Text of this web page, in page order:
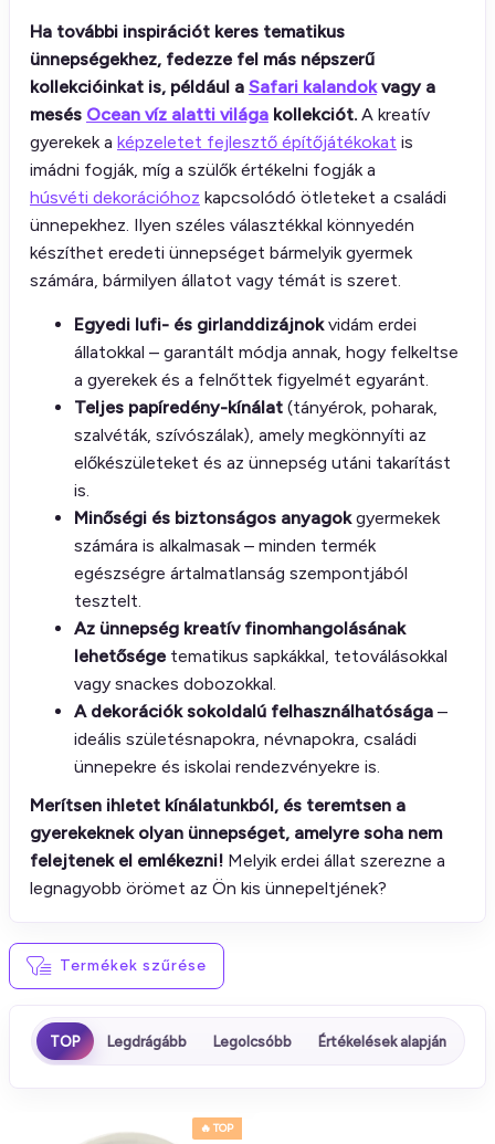
Ha további inspirációt keres tematikus
ünnepségekhez, fedezze fel más népszerű
kollekcióinkat is, például a Safari kalandokvagy a
mesés Ocean víz alatti világa kollekciót. A kreatív
gyerekek a képzeletet fejlesztő építőjátékokat is
imádni fogják, míg a szülők értékelni fogják a
húsvéti dekorációhoz kapcsolódó ötleteket a családi
ünnepekhez. Ilyen széles választékkal könnyedén
készíthet eredeti ünnepséget bármelyik gyermek
számára, bármilyen állatot vagy témát is szeret.
Egyedi lufi- és girlanddizájnokvidám erdei
állatokkal – garantált módja annak, hogy felkeltse
a gyerekek és a felnőttek figyelmét egyaránt.
Teljes papíredény-kínálat (tányérok, poharak,
szalvéták, szívószálak), amely megkönnyíti az
előkészületeket és az ünnepség utáni takarítást
is.
Minőségi és biztonságos anyagokgyermekek
számára is alkalmasak – minden termék
egészségre ártalmatlanság szempontjából
tesztelt.
Az ünnepség kreatív finomhangolásának
lehetősége tematikus sapkákkal, tetoválásokkal
vagy snackes dobozokkal.
A dekorációk sokoldalú felhasználhatósága –
ideális születésnapokra, névnapokra, családi
ünnepekre és iskolai rendezvényekre is.
Merítsen ihletet kínálatunkból, és teremtsen a
gyerekeknek olyan ünnepséget, amelyre soha nem
felejtenek el emlékezni! Melyik erdei állat szerezne a
legnagyobb örömet az Ön kis ünnepeltjének?
Termékek szűrése
TOP Legdrágább Legolcsóbb Értékelések alapján
🔥 TOP